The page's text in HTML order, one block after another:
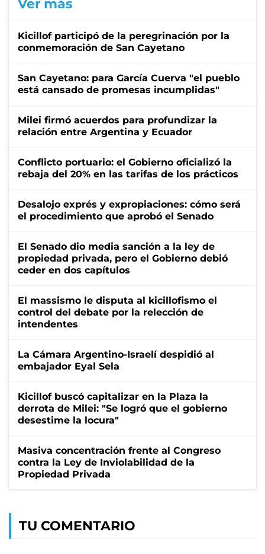
Ver más
Kicillof participó de la peregrinación por la
conmemoración de San Cayetano
San Cayetano: para García Cuerva "el pueblo
está cansado de promesas incumplidas"
Milei firmó acuerdos para profundizar la
relación entre Argentina y Ecuador
Conflicto portuario: el Gobierno oficializó la
rebaja del 20% en las tarifas de los prácticos
Desalojo exprés y expropiaciones: cómo será
el procedimiento que aprobó el Senado
El Senado dio media sanción a la ley de
propiedad privada, pero el Gobierno debió
ceder en dos capítulos
El massismo le disputa al kicillofismo el
control del debate por la relección de
intendentes
La Cámara Argentino-Israelí despidió al
embajador Eyal Sela
Kicillof buscó capitalizar en la Plaza la
derrota de Milei: "Se logró que el gobierno
desestime la locura"
Masiva concentración frente al Congreso
contra la Ley de Inviolabilidad de la
Propiedad Privada
TU COMENTARIO